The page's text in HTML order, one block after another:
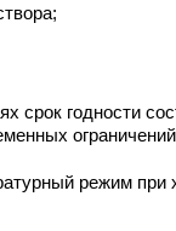
срок годности
режим при